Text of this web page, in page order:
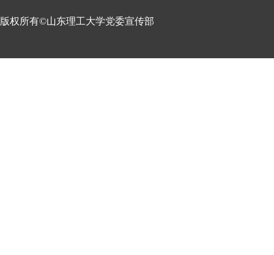
版权所有©山东理工大学党委宣传部